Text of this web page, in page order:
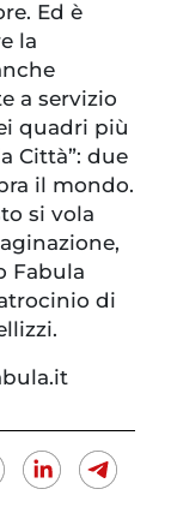
Ed è
la
a servizio
quadri più
Città”: due
il mondo.
si vola
Fabula
di